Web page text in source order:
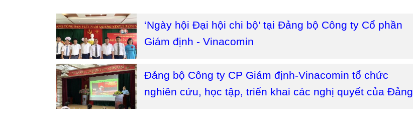
‘Ngày hội Đại hội chi bộ’ tại Đảng bộ Công ty Cổ phần
Giám định - Vinacomin
Đảng bộ Công ty CP Giám định-Vinacomin tổ chức
nghiên cứu, học tập, triển khai các nghị quyết của Đảng